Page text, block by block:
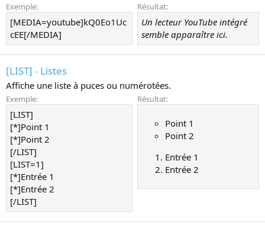
Exemple:
[MEDIA=youtube]kQ0Eo1Uc
cEE[/MEDIA]
Résultat:
Un lecteur YouTube intégré
semble apparaître ici.
[LIST] - Listes
Affiche une liste à puces ou numérotées.
Exemple:
[LIST]
[*]Point 1
[*]Point 2
[/LIST]
[LIST=1]
[*]Entrée 1
[*]Entrée 2
[/LIST]
Résultat:
Point 1
Point 2
Entrée 1
Entrée 2